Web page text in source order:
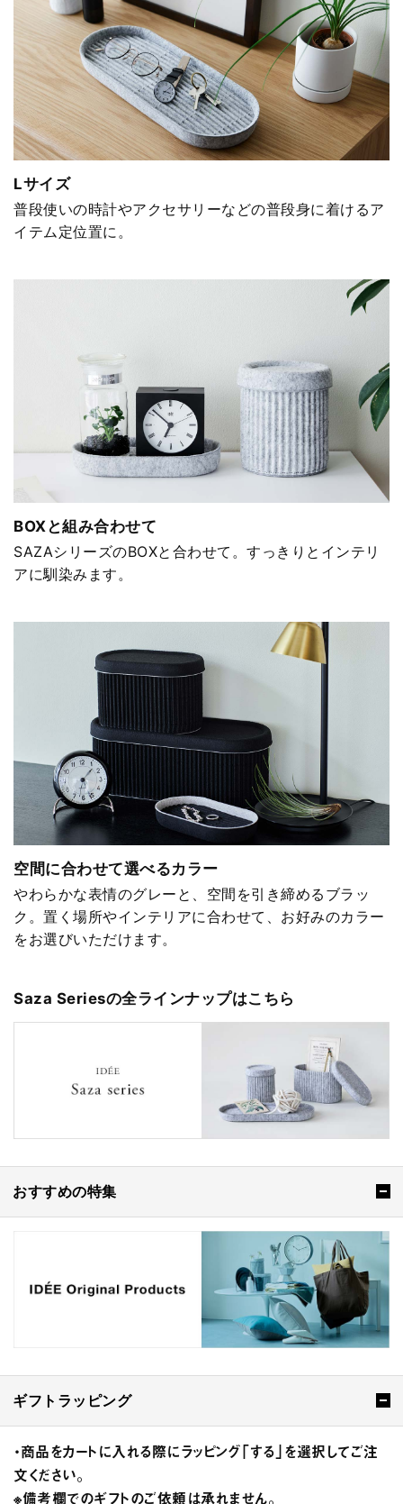
Lサイズ
普段使いの時計やアクセサリーなどの普段身に着けるア
イテム定位置に。
BOXと組み合わせて
SAZAシリーズのBOXと合わせて。すっきりとインテリ
アに馴染みます。
空間に合わせて選べるカラー
やわらかな表情のグレーと、空間を引き締めるブラッ
ク。置く場所やインテリアに合わせて、お好みのカラー
をお選びいただけます。
Saza Seriesの全ラインナップはこちら
おすすめの特集
ギフトラッピング
・商品をカートに入れる際にラッピング「する」を選択してご注
文ください。
※備考欄でのギフトのご依頼は承れません。